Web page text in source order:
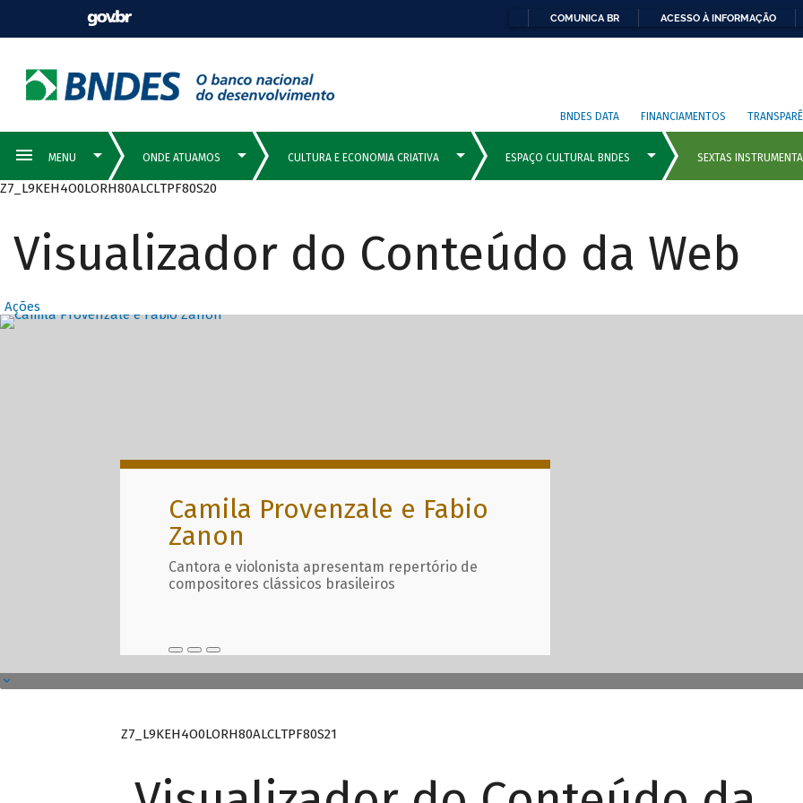
COMUNICA BR ACESSO À INFORMAÇÃO
BNDES DATA FINANCIAMENTOS
Z7_L9KEH4O0LORH80ALCLTPF80S20
Visualizador do Conteúdo da Web
Ações
Destaques Principais com
Camila Provenzale e Fabio
Zanon
Cantora e violonista apresentam repertório de
compositores clássicos brasileiros
Z7_L9KEH4O0LORH80ALCLTPF80S21